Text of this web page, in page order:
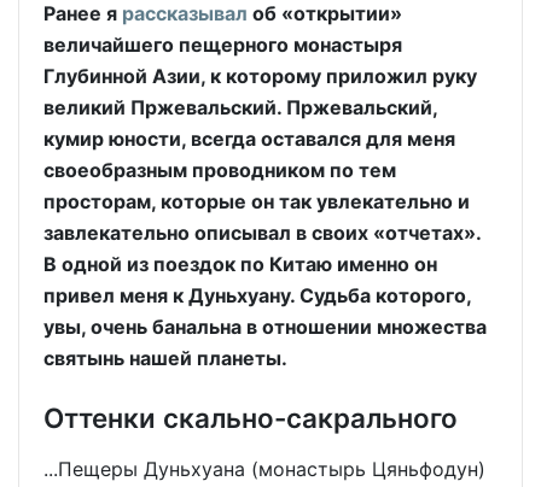
Ранее я рассказывал об «открытии»
величайшего пещерного монастыря
Глубинной Азии, к которому приложил руку
великий Пржевальский. Пржевальский,
кумир юности, всегда оставался для меня
своеобразным проводником по тем
просторам, которые он так увлекательно и
завлекательно описывал в своих «отчетах».
В одной из поездок по Китаю именно он
привел меня к Дуньхуану. Судьба которого,
увы, очень банальна в отношении множества
святынь нашей планеты.
Оттенки скально-сакрального
...Пещеры Дуньхуана (монастырь Цяньфодун)